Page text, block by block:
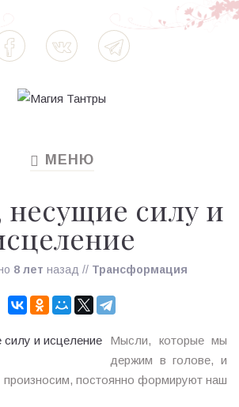
TOGGLE
МЕНЮ
силу и
8 лет назад // Трансформация
Мысли, которые мы
держим в голове, и
постоянно формируют наш